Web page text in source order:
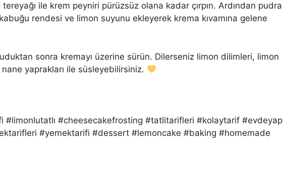
tereyağı ile krem peyniri pürüzsüz olana kadar çırpın. Ardından pudra
rendesi ve limon suyunu ekleyerek krema kıvamına gelene
sonra kremayı üzerine sürün. Dilerseniz limon dilimleri, limon
yaprakları ile süsleyebilirsiniz.
#limonlutatlı #cheesecakefrosting #tatlitarifleri #kolaytarif #evdeyap
#yemektarifi #dessert #lemoncake #baking #homemade